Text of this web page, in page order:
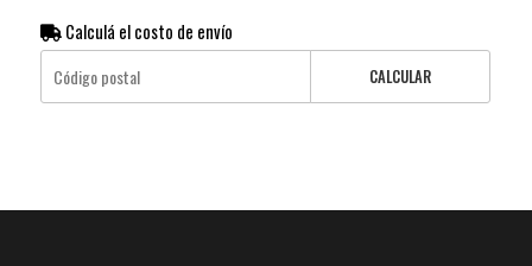
Calculá el costo de envío
CALCULAR